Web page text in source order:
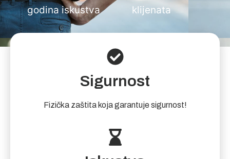
klijenata
godina iskustva
Sigurnost
Fizička zaštita koja garantuje sigurnost!